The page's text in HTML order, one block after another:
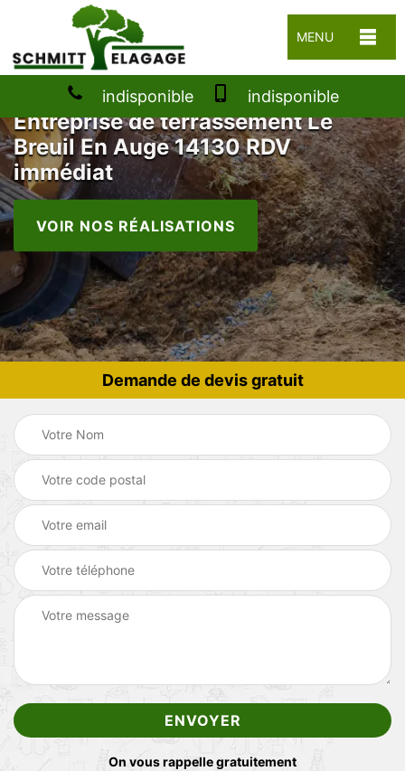
MENU
indisponible indisponible
Entreprise de terrassement Le
Breuil En Auge 14130 RDV
immédiat
VOIR NOS RÉALISATIONS
Demande de devis gratuit
On vous rappelle gratuitement